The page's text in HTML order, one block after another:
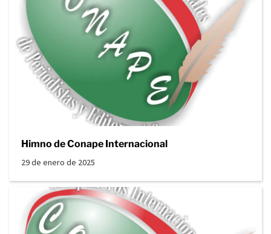
Himno de Conape Internacional
29 de enero de 2025